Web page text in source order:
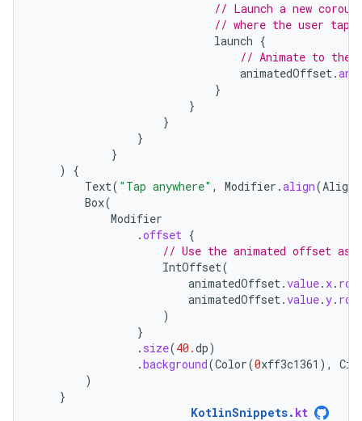
// Launch a new
// where the user
launch {
// Animate to the
animatedOffset.
}
}
}
}
}
)
{
Text( "Tap anywhere" , Modifier .align(
Box(
Modifier
.offset {
// Use the animated offset
IntOffset(
animatedOffset.value. x.
animatedOffset.value.y.
)
}
. size(40.dp)
.background(Color(0xff3c1361 ),
)
}
KotlinSnippets. kt